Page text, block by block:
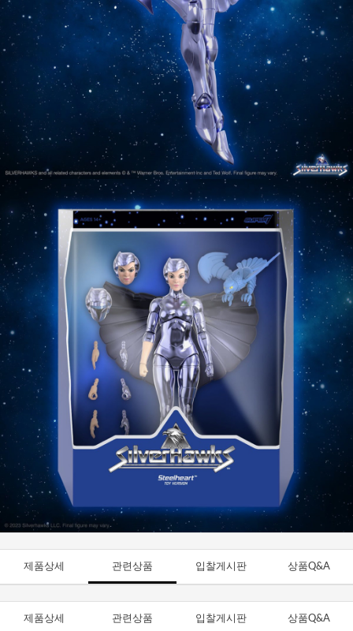
제품상세 관련상품 입찰게시판 상품Q&A
제품상세 관련상품 입찰게시판 상품Q&A